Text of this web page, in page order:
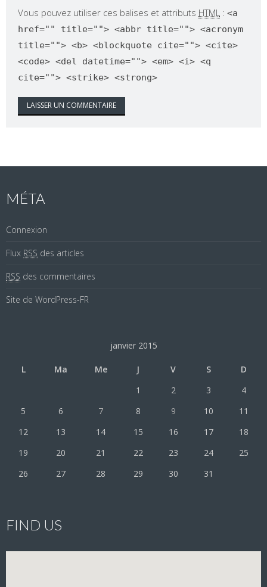
Vous pouvez utiliser ces balises et attributs HTML : <a
href="" title=""> <abbr title=""> <acronym
title=""> <b> <blockquote cite=""> <cite>
<code> <del datetime=""> <em> <i> <q
cite=""> <strike> <strong>
MÉTA
Connexion
Flux RSS des articles
RSS des commentaires
Site de WordPress-FR
janvier 2015
L Ma Me J V S
D
1
2 3
4
5
6 7 8 9 10
11
12
13 14 15 16 17
18
19
20 21 22 23 24
25
26
27 28 29 30 31
FIND US